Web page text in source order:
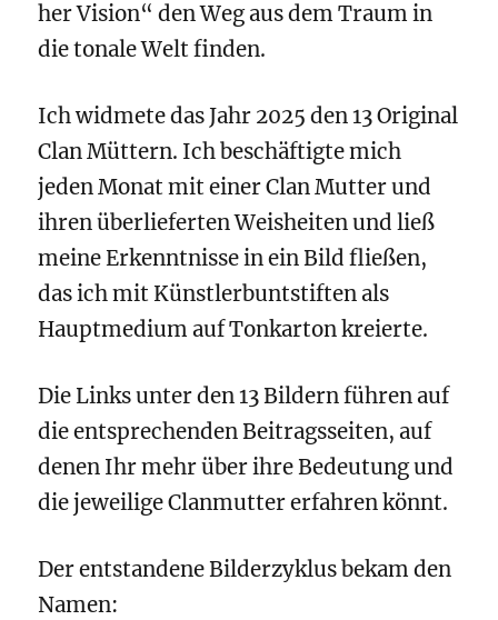
her Vision“ den Weg aus dem Traum in
die tonale Welt finden.
Ich widmete das Jahr 2025 den 13 Original
Clan Müttern. Ich beschäftigte mich
jeden Monat mit einer Clan Mutter und
ihren überlieferten Weisheiten und ließ
meine Erkenntnisse in ein Bild fließen,
das ich mit Künstlerbuntstiften als
Hauptmedium auf Tonkarton kreierte.
Die Links unter den 13 Bildern führen auf
die entsprechenden Beitragsseiten, auf
denen Ihr mehr über ihreBedeutungund
diejeweilige Clanmutter erfahren könnt.
Der entstandene Bilderzyklus bekam den
Namen: